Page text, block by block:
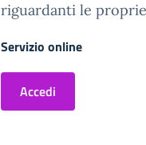
riguardanti le
Servizio online
Accedi